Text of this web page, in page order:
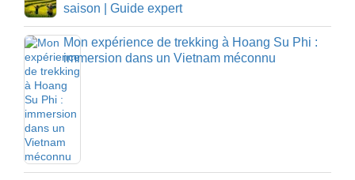
saison | Guide expert
Mon expérience de trekking à Hoang Su Phi :
immersion dans un Vietnam méconnu